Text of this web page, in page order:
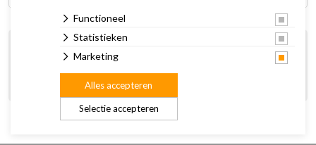
Gratis afhalen en retourneren in de winkel
Persoonlijk advies in onze winkel
Functioneel
Statistieken
Marketing
Selectie accepteren
Alles accepteren